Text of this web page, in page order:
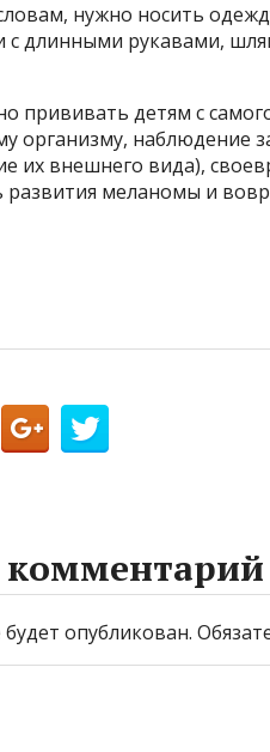
нужно носить
с длинными рукавами,
прививать детям с
организму, наблюдение
их внешнего вида),
меланомы и
комментарий
опубликован.